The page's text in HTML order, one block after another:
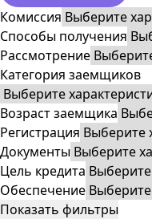
Комиссия
Способы получения
Рассмотрение
Категория заемщиков
Возраст заемщика
Регистрация
Документы
Цель кредита
Обеспечение
Показать фильтры